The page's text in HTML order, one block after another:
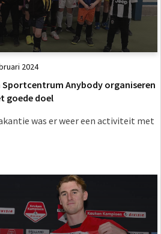
2024
Anybody organiseren
goede doel
was er weer een activiteit met